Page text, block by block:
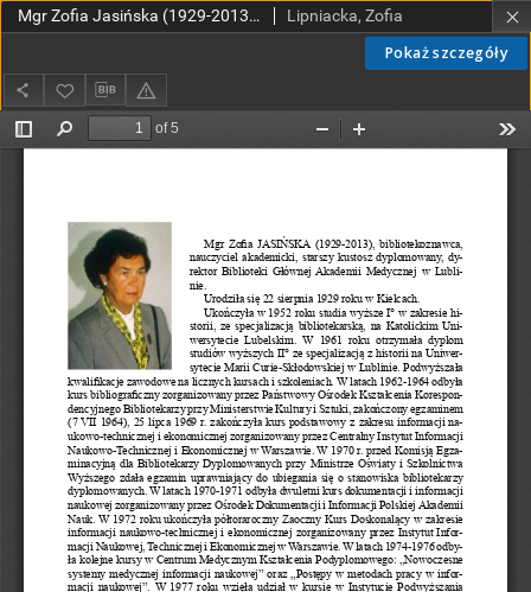
Pokaż szczegóły
Mgr Zofia Jasińska (1929-2013) Lublin – AM Lipniacka, Zofia